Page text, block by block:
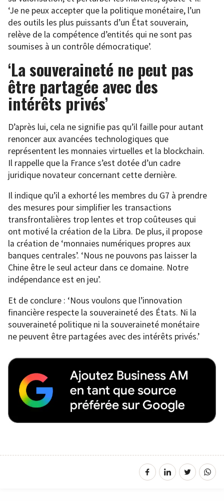
‘Je ne peux accepter que la politique monétaire, l’un
des outils les plus puissants d’un État souverain,
relève de la compétence d’entités qui ne sont pas
soumises à un contrôle démocratique’.
‘La souveraineté ne peut pas
être partagée avec des
intérêts privés’
D’après lui, cela ne signifie pas qu’il faille pour autant
renoncer aux avancées technologiques que
représentent les monnaies virtuelles et la blockchain.
Il rappelle que la France s’est dotée d’un cadre
juridique novateur concernant cette dernière.
Il indique qu’il a exhorté les membres du G7 à prendre
des mesures pour simplifier les transactions
transfrontalières trop lentes et trop coûteuses qui
ont motivé la création de la Libra. De plus, il propose
la création de ‘monnaies numériques propres aux
banques centrales’. ‘Nous ne pouvons pas laisser la
Chine être le seul acteur dans ce domaine. Notre
indépendance est en jeu’.
Et de conclure : ‘Nous voulons que l’innovation
financière respecte la souveraineté des États. Ni la
souveraineté politique ni la souveraineté monétaire
ne peuvent être partagées avec des intérêts privés.’